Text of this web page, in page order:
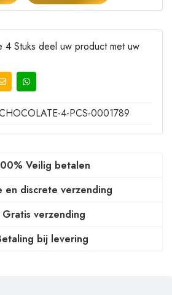
4 Stuks deel uw product met uw
4-PCS-0001789
Veilig betalen
en discrete verzending
Gratis verzending
bij levering